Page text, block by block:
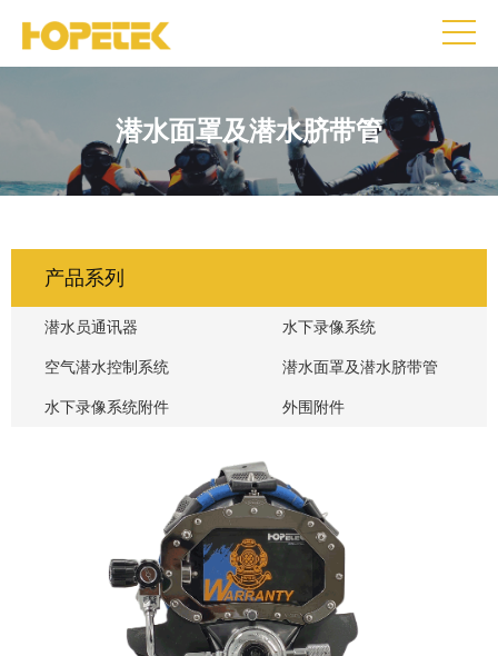
潜水面罩及潜水脐带管
产品系列
潜水员通讯器 水下录像系统
空气潜水控制系统 潜水面罩及潜水脐带管
水下录像系统附件 外围附件